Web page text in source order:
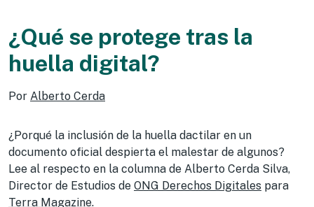
¿Qué se protege tras la
huella digital?
Por Alberto Cerda
¿Porqué la inclusión de la huella dactilar en un
documento oficial despierta el malestar de algunos?
Lee al respecto en la columna de Alberto Cerda Silva,
Director de Estudios de ONG Derechos Digitales para
Terra Magazine.